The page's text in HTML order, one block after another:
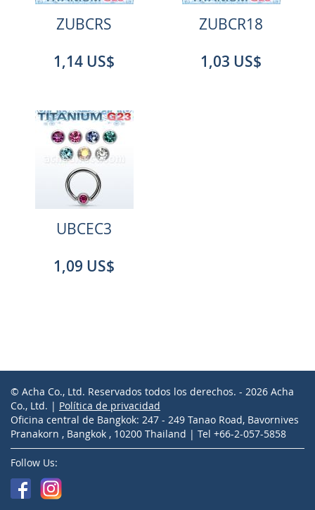
ZUBCRS
1,14 US$
ZUBCR18
1,03 US$
UBCEC3
1,09 US$
© Acha Co., Ltd. Reservados todos los derechos. - 2026 Acha
Co., Ltd. | Política de privacidad
Oficina central de Bangkok: 247 - 249 Tanao Road, Bavornives
Pranakorn , Bangkok , 10200 Thailand | Tel +66-2-057-5858
Follow Us: